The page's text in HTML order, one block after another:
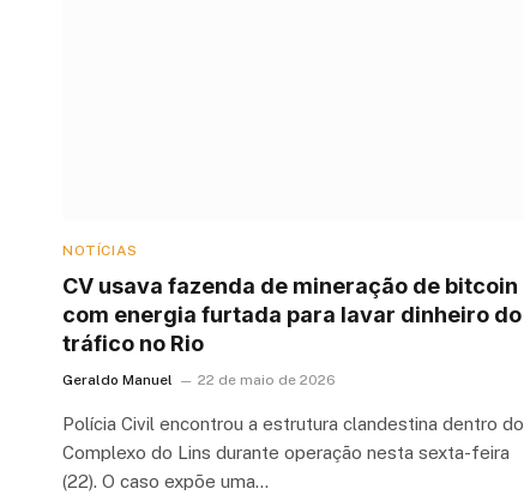
NOTÍCIAS
CV usava fazenda de mineração de bitcoin
com energia furtada para lavar dinheiro do
tráfico no Rio
Geraldo Manuel 22 de maio de 2026
Polícia Civil encontrou a estrutura clandestina dentro do
Complexo do Lins durante operação nesta sexta-feira
(22). O caso expõe uma…